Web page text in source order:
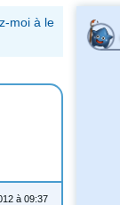
moi à le
à 09:37